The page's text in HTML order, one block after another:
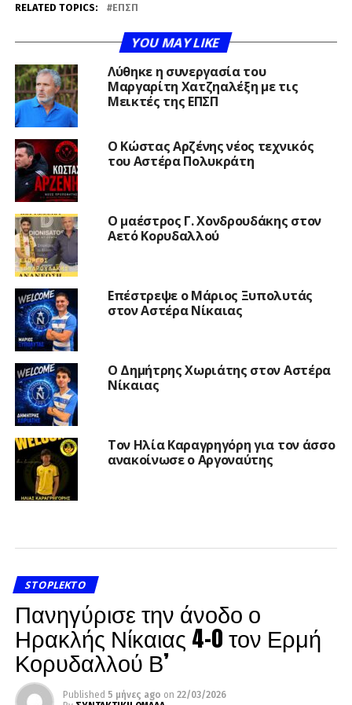
RELATED TOPICS: ΕΠΣΠ
YOU MAY LIKE
Λύθηκε η συνεργασία του
Μαργαρίτη Χατζηαλέξη με τις
Μεικτές της ΕΠΣΠ
Ο Κώστας Αρζένης νέος τεχνικός
του Αστέρα Πολυκράτη
Ο μαέστρος Γ. Χονδρουδάκης στον
Αετό Κορυδαλλού
Επέστρεψε ο Μάριος Ξυπολυτάς
στον Αστέρα Νίκαιας
Ο Δημήτρης Χωριάτης στον Αστέρα
Νίκαιας
Τον Ηλία Καραγρηγόρη για τον άσσο
ανακοίνωσε ο Αργοναύτης
STOPLEKTO
Πανηγύρισε την άνοδο ο
Ηρακλής Νίκαιας 4-0 τον Ερμή
Κορυδαλλού Β’
Published 5 μήνες ago on 22/03/2026